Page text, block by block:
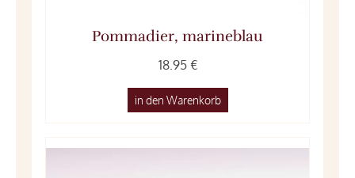
Pommadier, marineblau
18.95 €
in den Warenkorb